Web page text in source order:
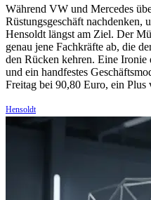
Während VW und Mercedes
Rüstungsgeschäft nachdenken,
Hensoldt längst am Ziel. Der
genau jene Fachkräfte ab, die
den Rücken kehren. Eine Ironie
und ein handfestes
Freitag bei 90,80 Euro, ein
Hensoldt